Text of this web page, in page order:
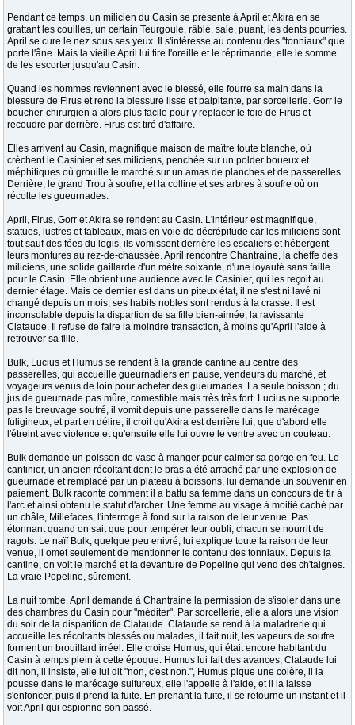
Pendant ce temps, un milicien du Casin se présente à April et Akira en se
grattant les couilles, un certain Teurgoule, râblé, sale, puant, les dents pourries.
April se cure le nez sous ses yeux. Il s'intéresse au contenu des "tonniaux" que
porte l'âne. Mais la vieille April lui tire l'oreille et le réprimande, elle le somme
de les escorter jusqu'au Casin.
Quand les hommes reviennent avec le blessé, elle fourre sa main dans la
blessure de Firus et rend la blessure lisse et palpitante, par sorcellerie. Gorr le
boucher-chirurgien a alors plus facile pour y replacer le foie de Firus et
recoudre par derrière. Firus est tiré d'affaire.
Elles arrivent au Casin, magnifique maison de maître toute blanche, où
crèchent le Casinier et ses miliciens, penchée sur un polder boueux et
méphitiques où grouille le marché sur un amas de planches et de passerelles.
Derrière, le grand Trou à soufre, et la colline et ses arbres à soufre où on
récolte les gueurnades.
April, Firus, Gorr et Akira se rendent au Casin. L'intérieur est magnifique,
statues, lustres et tableaux, mais en voie de décrépitude car les miliciens sont
tout sauf des fées du logis, ils vomissent derrière les escaliers et hébergent
leurs montures au rez-de-chaussée. April rencontre Chantraine, la cheffe des
miliciens, une solide gaillarde d'un mètre soixante, d'une loyauté sans faille
pour le Casin. Elle obtient une audience avec le Casinier, qui les reçoit au
dernier étage. Mais ce dernier est dans un piteux état, il ne s'est ni lavé ni
changé depuis un mois, ses habits nobles sont rendus à la crasse. Il est
inconsolable depuis la dispartion de sa fille bien-aimée, la ravissante
Clataude. Il refuse de faire la moindre transaction, à moins qu'April l'aide à
retrouver sa fille.
Bulk, Lucius et Humus se rendent à la grande cantine au centre des
passerelles, qui accueille gueurnadiers en pause, vendeurs du marché, et
voyageurs venus de loin pour acheter des gueurnades. La seule boisson ; du
jus de gueurnade pas mûre, comestible mais très très fort. Lucius ne supporte
pas le breuvage soufré, il vomit depuis une passerelle dans le marécage
fuligineux, et part en délire, il croit qu'Akira est derrière lui, que d'abord elle
l'étreint avec violence et qu'ensuite elle lui ouvre le ventre avec un couteau.
Bulk demande un poisson de vase à manger pour calmer sa gorge en feu. Le
cantinier, un ancien récoltant dont le bras a été arraché par une explosion de
gueurnade et remplacé par un plateau à boissons, lui demande un souvenir en
paiement. Bulk raconte comment il a battu sa femme dans un concours de tir à
l'arc et ainsi obtenu le statut d'archer. Une femme au visage à moitié caché par
un châle, Millefaces, l'interroge à fond sur la raison de leur venue. Pas
étonnant quand on sait que pour tempérer leur oubli, chacun se nourrit de
ragots. Le naïf Bulk, quelque peu enivré, lui explique toute la raison de leur
venue, il omet seulement de mentionner le contenu des tonniaux. Depuis la
cantine, on voit le marché et la devanture de Popeline qui vend des ch'taignes.
La vraie Popeline, sûrement.
La nuit tombe. April demande à Chantraine la permission de s'isoler dans une
des chambres du Casin pour "méditer". Par sorcellerie, elle a alors une vision
du soir de la disparition de Clataude. Clataude se rend à la maladrerie qui
accueille les récoltants blessés ou malades, il fait nuit, les vapeurs de soufre
forment un brouillard irréel. Elle croise Humus, qui était encore habitant du
Casin à temps plein à cette époque. Humus lui fait des avances, Clataude lui
dit non, il insiste, elle lui dit "non, c'est non.", Humus pique une colère, il la
pousse dans le marécage sulfureux, elle l'appelle à l'aide, et il la laisse
s'enfoncer, puis il prend la fuite. En prenant la fuite, il se retourne un instant et il
voit April qui espionne son passé.